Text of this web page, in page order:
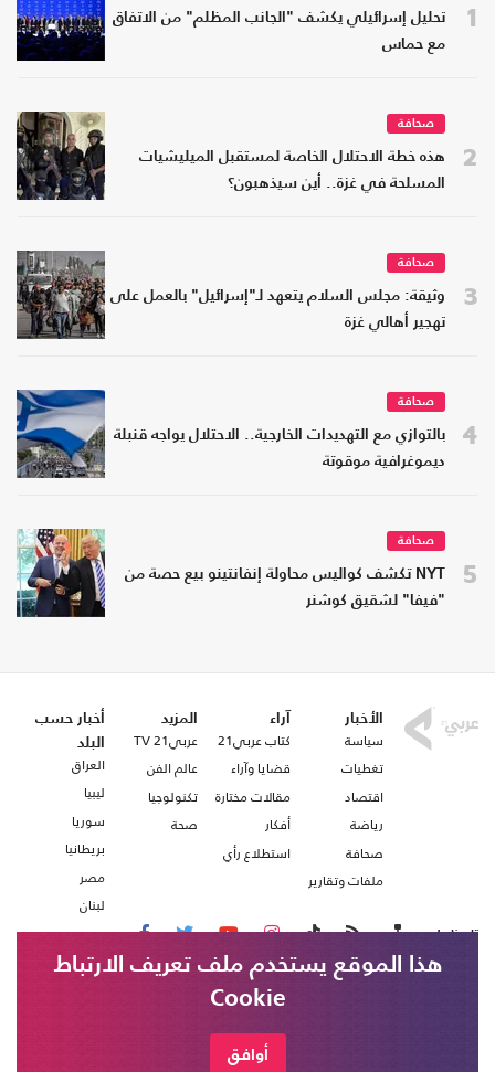
1
تحليل إسرائيلي يكشف "الجانب المظلم" من الاتفاق
مع حماس
2
صحافة
هذه خطة الاحتلال الخاصة لمستقبل الميليشيات
المسلحة في غزة.. أين سيذهبون؟
3
صحافة
وثيقة: مجلس السلام يتعهد لـ"إسرائيل" بالعمل على
تهجير أهالي غزة
4
صحافة
بالتوازي مع التهديدات الخارجية.. الاحتلال يواجه قنبلة
ديموغرافية موقوتة
5
صحافة
NYT تكشف كواليس محاولة إنفانتينو بيع حصة من
"فيفا" لشقيق كوشنر
الأخبار
سياسة
تغطيات
اقتصاد
رياضة
صحافة
ملفات وتقارير
آراء
كتاب عربي21
قضايا وآراء
مقالات مختارة
أفكار
استطلاع رأي
المزيد
عربي21 TV
عالم الفن
تكنولوجيا
صحة
أخبار حسب
البلد
العراق
ليبيا
سوريا
بريطانيا
مصر
لبنان
تابعنا على
هذا الموقع يستخدم ملف تعريف الارتباط
Cookie
أوافق